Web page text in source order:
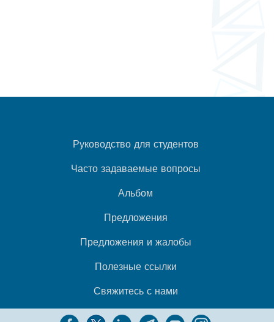
Руководство для студентов
Часто задаваемые вопросы
Альбом
Предложения
Предложения и жалобы
Полезные ссылки
Свяжитесь с нами